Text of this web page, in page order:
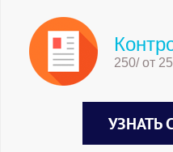
250/ от
УЗНАТЬ